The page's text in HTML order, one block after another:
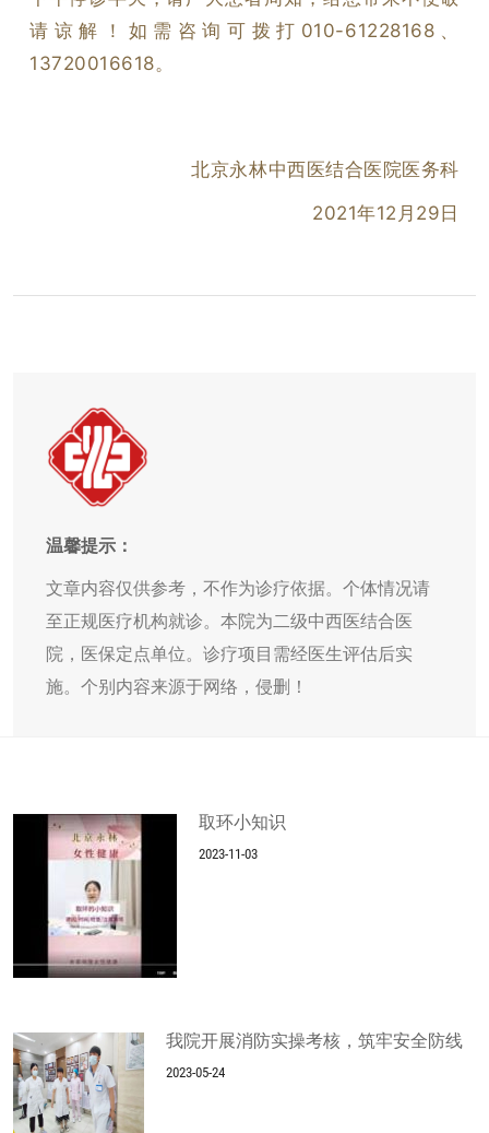
请谅解
！ 如需咨询可拨打010-61228168、
13720016618。
北京永林中西医结合医院医务科
2021年12月29日
温馨提示：
文章内容仅供参考，不作为诊疗依据。个体情况请
至正规医疗机构就诊。本院为二级中西医结合医
院，医保定点单位。诊疗项目需经医生评估后实
施。个别内容来源于网络，侵删！
取环小知识
2023-11-03
我院开展消防实操考核，筑牢安全防线
2023-05-24